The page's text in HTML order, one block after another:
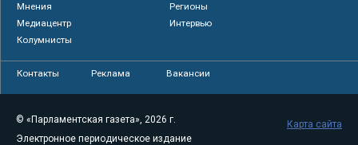
Мнения
Регионы
Медиацентр
Интервью
Колумнисты
Контакты Реклама Вакансии
© «Парламентская газета», 2026 г.
Электронное периодическое издание
Карта сайта